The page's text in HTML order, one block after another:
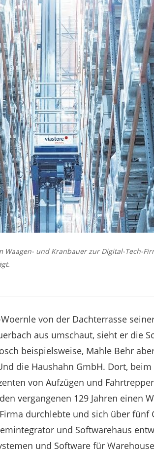
Waagen- und Kranbauer zur Digital-Tech-
von der Dachterrasse
aus umschaut, sieht er die
beispielsweise, Mahle Behr
die Haushahn GmbH. Dort, beim
von Aufzügen und
vergangenen 129 Jahren einen
durchlebte und sich über fünf
und Softwarehaus
und Software für